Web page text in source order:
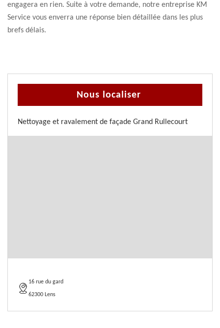
engagera en rien. Suite à votre demande, notre entreprise KM
Service vous enverra une réponse bien détaillée dans les plus
brefs délais.
Nous localiser
Nettoyage et ravalement de façade Grand Rullecourt
16 rue du gard
62300 Lens